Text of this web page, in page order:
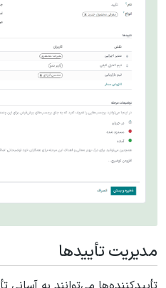
مدیریت تأییدها